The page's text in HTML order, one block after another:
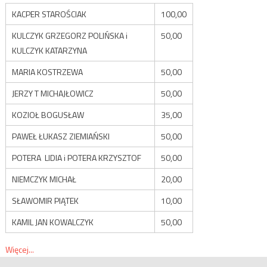
KACPER STAROŚCIAK
100,00
KULCZYK GRZEGORZ POLIŃSKA i
KULCZYK KATARZYNA
50,00
MARIA KOSTRZEWA
50,00
JERZY T MICHAJŁOWICZ
50,00
KOZIOŁ BOGUSŁAW
35,00
PAWEŁ ŁUKASZ ZIEMIAŃSKI
50,00
POTERA LIDIA i POTERA KRZYSZTOF
50,00
NIEMCZYK MICHAŁ
20,00
SŁAWOMIR PIĄTEK
10,00
KAMIL JAN KOWALCZYK
50,00
Więcej...